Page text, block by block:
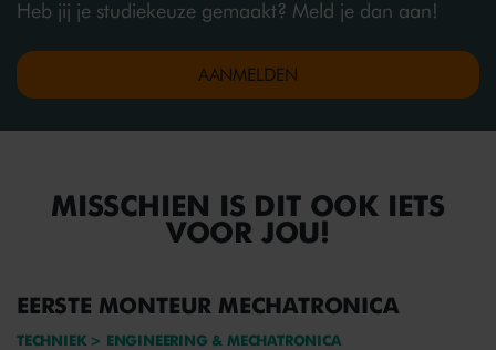
Heb jij je studiekeuze gemaakt? Meld je dan aan!
AANMELDEN
MISSCHIEN IS DIT OOK IETS
VOOR JOU!
EERSTE MONTEUR MECHATRONICA
TECHNIEK > ENGINEERING & MECHATRONICA